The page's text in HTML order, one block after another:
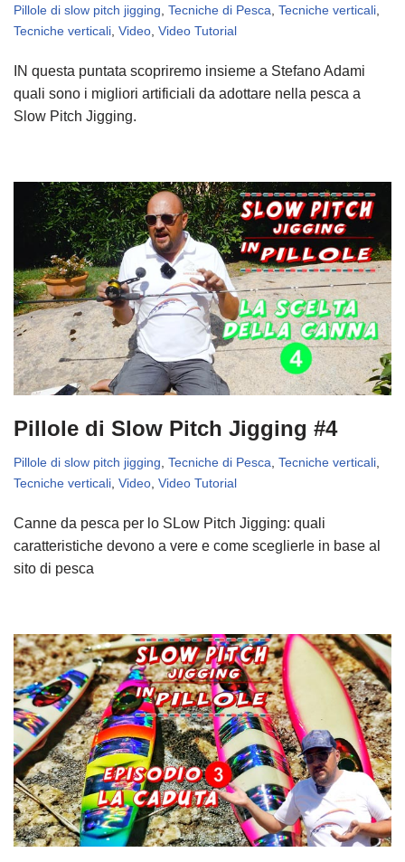
Pillole di slow pitch jigging, Tecniche di Pesca, Tecniche verticali,
Tecniche verticali, Video, Video Tutorial
IN questa puntata scopriremo insieme a Stefano Adami
quali sono i migliori artificiali da adottare nella pesca a
Slow Pitch Jigging.
Pillole di Slow Pitch Jigging #4
Pillole di slow pitch jigging Tecniche di Pesca Tecniche verticali
Tecniche verticali Video Video Tutorial
Canne da pesca per lo SLow Pitch Jigging: quali
caratteristiche devono a vere e come sceglierle in base al
sito di pesca